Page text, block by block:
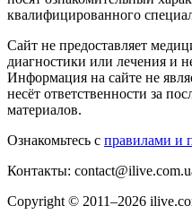
квалифицированного
Сайт не предоставляет
диагностики или лечения и
Информация на сайте не
несёт ответственности за
материалов.
Ознакомьтесь с правилами и
Контакты:
Copyright © 2011–2026